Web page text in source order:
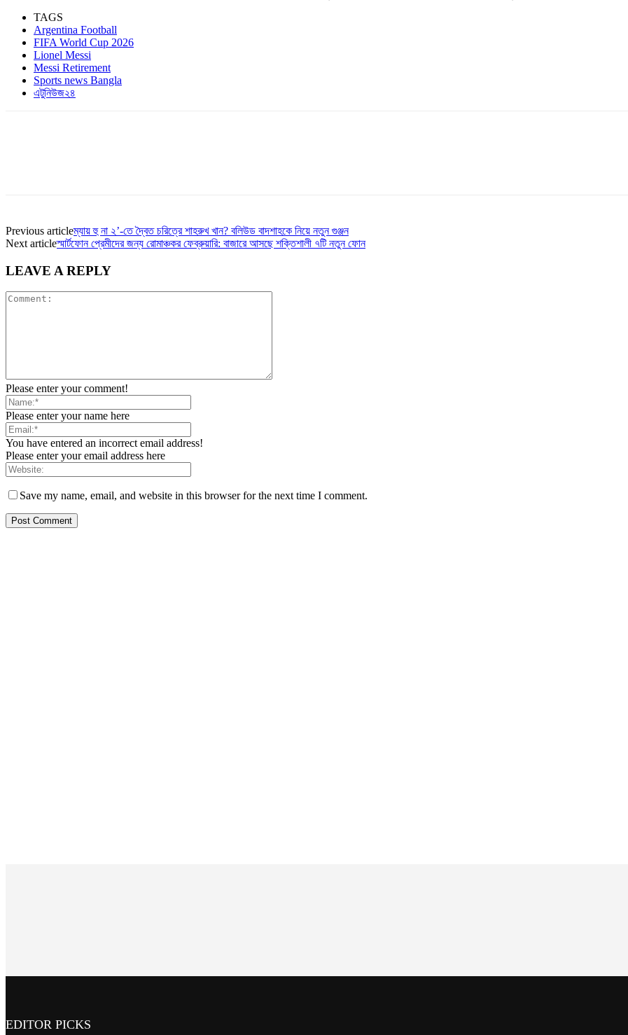
TAGS
Argentina Football
FIFA World Cup 2026
Lionel Messi
Messi Retirement
Sports news Bangla
এটুনিউজ২৪
Previous articleম্যায় হু না ২’-তে দ্বৈত চরিত্রে শাহরুখ খান? বলিউড বাদশাহকে নিয়ে নতুন গুঞ্জন
Next articleস্মার্টফোন প্রেমীদের জন্য রোমাঞ্চকর ফেব্রুয়ারি: বাজারে আসছে শক্তিশালী ৭টি নতুন ফোন
LEAVE A REPLY
Please enter your comment!
Please enter your name here
You have entered an incorrect email address!
Please enter your email address here
Save my name, email, and website in this browser for the next time I comment.
EDITOR PICKS